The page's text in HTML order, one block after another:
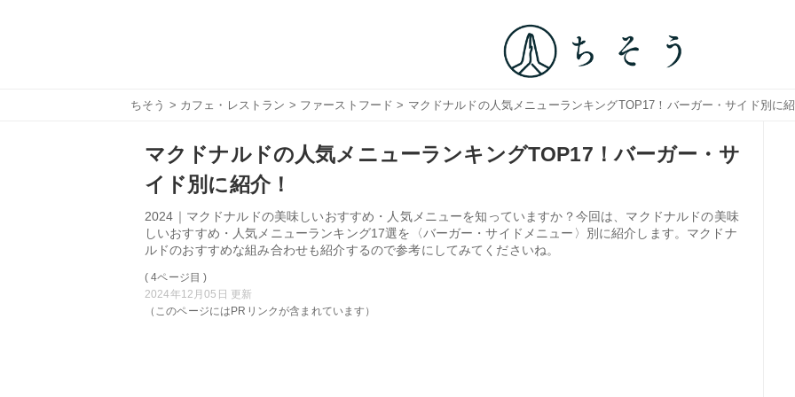
ちそう > カフェ・レストラン > ファーストフード > マクドナルドの人気メニューランキングTOP17！バーガー・サイド別に
マクドナルドの人気メニューランキングTOP17！バーガー・サ
イド別に紹介！
2024｜マクドナルドの美味しいおすすめ・人気メニューを知っていますか？今回は、マクドナルドの美味
しいおすすめ・人気メニューランキング17選を〈バーガー・サイドメニュー〉別に紹介します。マクドナ
ルドのおすすめな組み合わせも紹介するので参考にしてみてくださいね。
( 4ページ目 )
2024年12月05日 更新
（このページにはPRリンクが含まれています）